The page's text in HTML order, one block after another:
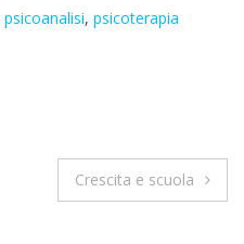
psicoanalisi, psicoterapia
Crescita e scuola